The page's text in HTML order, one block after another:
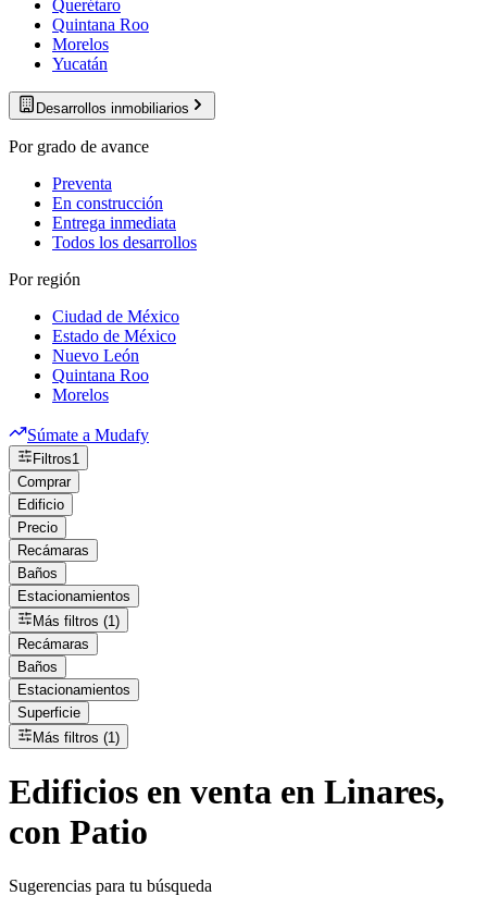
Querétaro
Quintana Roo
Morelos
Yucatán
Desarrollos inmobiliarios
Por grado de avance
Preventa
En construcción
Entrega inmediata
Todos los desarrollos
Por región
Ciudad de México
Estado de México
Nuevo León
Quintana Roo
Morelos
Súmate a Mudafy
Filtros1
Comprar
Edificio
Precio
Recámaras
Baños
Estacionamientos
Más filtros (1)
Recámaras
Baños
Estacionamientos
Superficie
Más filtros (1)
Edificios en venta en Linares,
con Patio
Sugerencias para tu búsqueda